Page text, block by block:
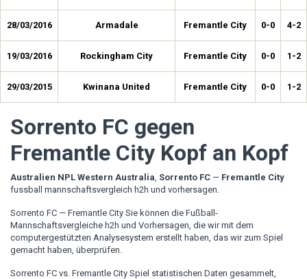
28/03/2016 Armadale Fremantle City 0-0 4-2
19/03/2016 Rockingham City Fremantle City 0-0 1-2
29/03/2015 Kwinana United Fremantle City 0-0 1-2
Sorrento FC gegen
Fremantle City Kopf an Kopf
Australien NPL Western Australia, Sorrento FC — Fremantle City
fussball mannschaftsvergleich h2h und vorhersagen.
Sorrento FC — Fremantle City Sie können die Fußball-
Mannschaftsvergleiche h2h und Vorhersagen, die wir mit dem
computergestützten Analysesystem erstellt haben, das wir zum Spiel
gemacht haben, überprüfen.
Sorrento FC vs. Fremantle City Spiel statistischen Daten gesammelt,